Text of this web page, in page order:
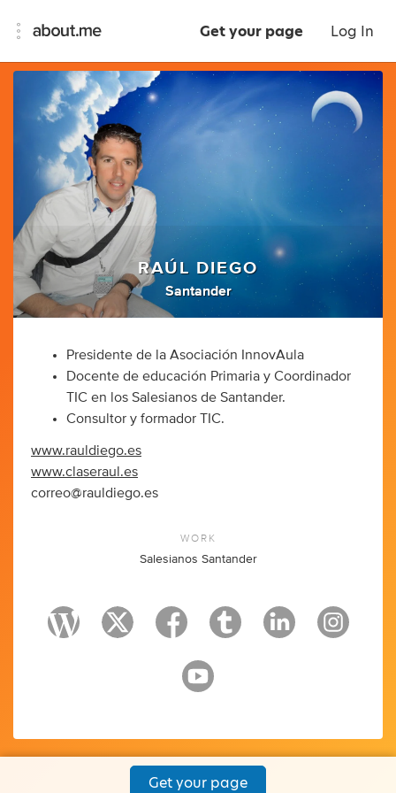
Get your page Log In
RAÚL DIEGO
Santander
Presidente de la Asociación InnovAula
Docente de educación Primaria y Coordinador
TIC en los Salesianos de Santander.
Consultor y formador TIC.
www.rauldiego.es
www.claseraul.es
correo@rauldiego.es
WORK
Salesianos Santander
Get your page